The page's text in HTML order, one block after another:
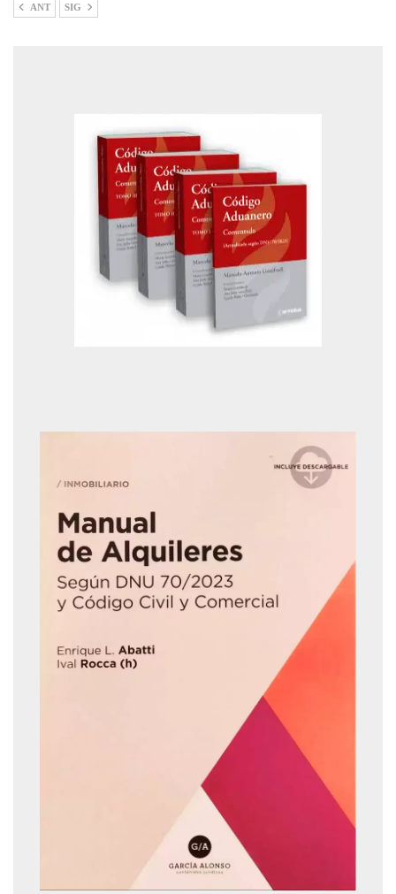
ANT SIG